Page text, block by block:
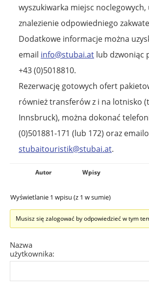
wyszukiwarka miejsc noclegowych,
znalezienie odpowiedniego
Dodatkowe informacje można
email info@stubai.at lub dzwoniąc
+43 (0)5018810.
Rezerwację gotowych ofert
również transferów z i na lotnisko
Innsbruck), można dokonać
(0)501881-171 (lub 172) oraz
stubaitouristik@stubai.at.
Autor Wpisy
Wyświetlanie 1 wpisu (z 1 w sumie)
Musisz się zalogować by odpowiedzieć w tym
Nazwa
użytkownika: